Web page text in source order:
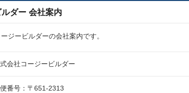
ダー 会社案内
ジービルダーの会社案内です。
会社コージービルダー
番号：〒651-2313